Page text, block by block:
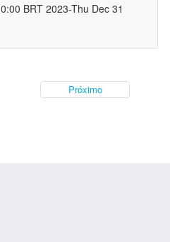
BRT 2023-Thu Dec 31
Próximo